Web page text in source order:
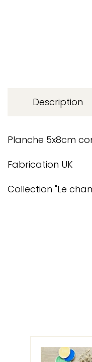
Description
Planche 5x8cm
Fabrication UK
Collection "Le